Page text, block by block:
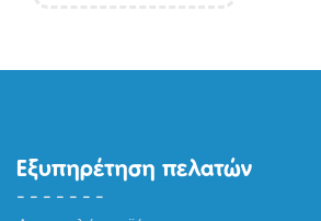
Εξυπηρέτηση πελατών